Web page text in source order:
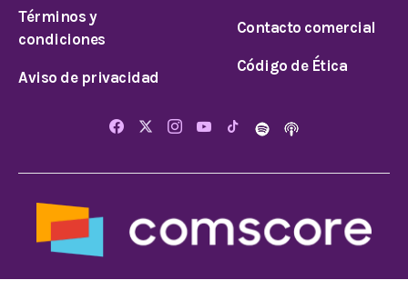
Términos y
condiciones
Aviso de privacidad
Contacto comercial
Código de Ética